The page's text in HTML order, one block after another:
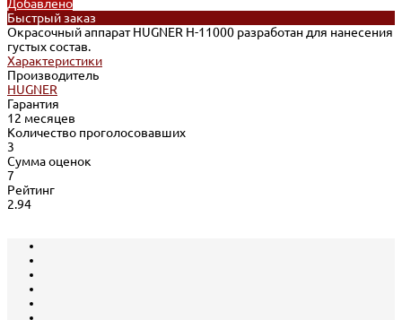
Добавлено
Быстрый заказ
Окрасочный аппарат HUGNER H-11000 разработан для нанесения
густых состав.
Характеристики
Производитель
HUGNER
Гарантия
12 месяцев
Количество проголосовавших
3
Сумма оценок
7
Рейтинг
2.94